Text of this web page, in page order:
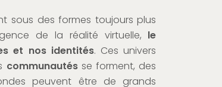
sous des formes toujours plus
de la réalité virtuelle, le
et nos identités. Ces univers
communautésse forment, des
peuvent être de grands